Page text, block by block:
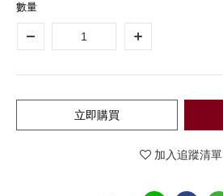
數量
立即購買
加入追蹤清單